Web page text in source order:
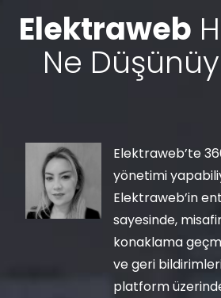
Elektraweb
Ne
Elektraweb’te
yönetimi
Elektraweb’in
sayesinde,
konaklama
ve geri
platform